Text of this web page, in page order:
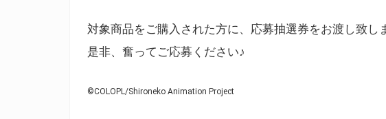
対象商品をご購入された方に、応募抽選券をお渡し致し
是非、奮ってご応募ください♪
©COLOPL/Shironeko Animation Project